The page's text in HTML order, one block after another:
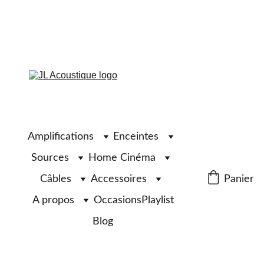
Amplifications
Enceintes
Sources
Home Cinéma
Câbles
Accessoires
A propos
Occasions Playlist
Blog
Panier